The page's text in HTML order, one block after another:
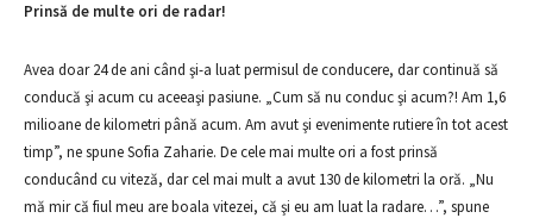
Prinsă de multe ori de radar!
Avea doar 24 de ani când şi-a luat permisul de conducere, dar continuă să
conducă şi acum cu aceeaşi pasiune. „Cum să nu conduc şi acum?! Am 1,6
milioane de kilometri până acum. Am avut şi evenimente rutiere în tot acest
timp”, ne spune Sofia Zaharie. De cele mai multe ori a fost prinsă
conducând cu viteză, dar cel mai mult a avut 130 de kilometri la oră. „Nu
mă mir că fiul meu are boala vitezei, că şi eu am luat la radare…”, spune